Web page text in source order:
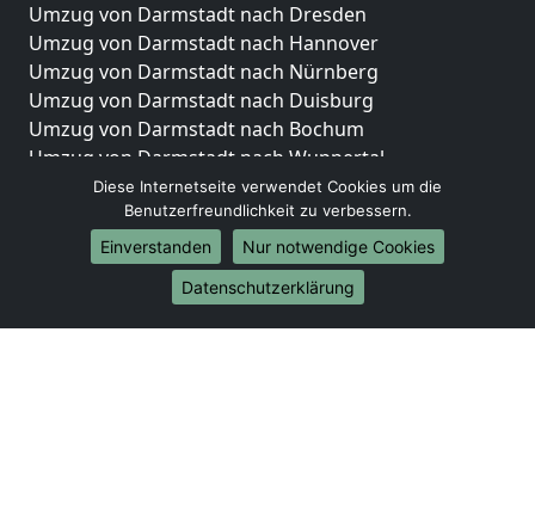
Umzug von Darmstadt nach Dresden
Umzug von Darmstadt nach Hannover
Umzug von Darmstadt nach Nürnberg
Umzug von Darmstadt nach Duisburg
Umzug von Darmstadt nach Bochum
Umzug von Darmstadt nach Wuppertal
Umzug von Darmstadt nach Bielefeld
Umzug von Darmstadt nach Bonn
Umzug von Darmstadt nach Münster
Internationale-Umzüge
Umzug von Darmstadt nach Brasilien
Diese Internetseite verwendet Cookies um die
Benutzerfreundlichkeit zu verbessern.
Einverstanden
Nur notwendige Cookies
Datenschutzerklärung